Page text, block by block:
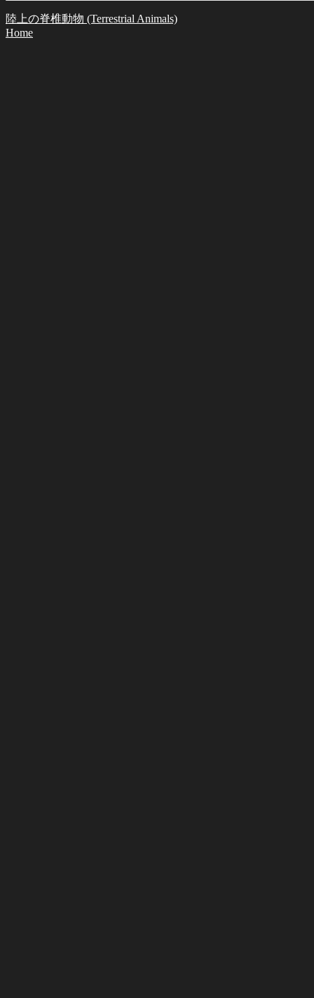
陸上の脊椎動物 (Terrestrial Animals)
Home